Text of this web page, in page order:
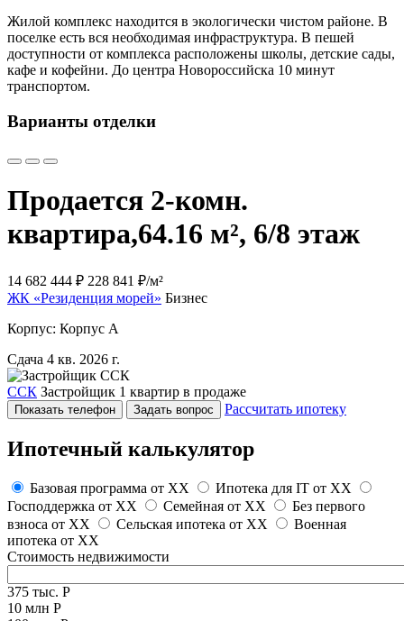
Жилой комплекс находится в экологически чистом районе. В
поселке есть вся необходимая инфраструктура. В пешей
доступности от комплекса расположены школы, детские сады,
кафе и кофейни. До центра Новороссийска 10 минут
транспортом.
Варианты отделки
Продается 2-комн.
квартира,64.16 м², 6/8 этаж
14 682 444 ₽ 228 841 ₽/м²
ЖК «Резиденция морей» Бизнес
Корпус: Корпус А
Сдача 4 кв. 2026 г.
ССК Застройщик 1 квартир в продаже
Показать телефон Задать вопрос Рассчитать ипотеку
Ипотечный калькулятор
Базовая программа от XX Ипотека для IT от XX
Господдержка от XX Семейная от XX
Без первого
взноса от XX Сельская ипотека от XX
Военная
ипотека от XX
Стоимость недвижимости
375 тыс. Р
10 млн Р